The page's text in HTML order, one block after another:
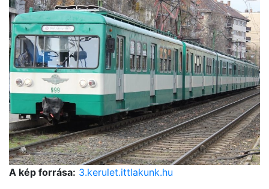
A kép forrása: 3.kerulet.ittlakunk.hu